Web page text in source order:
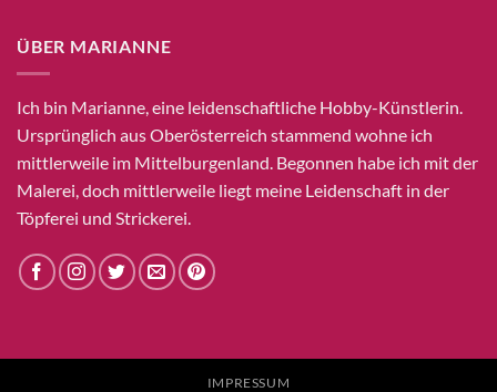
ÜBER MARIANNE
Ich bin Marianne, eine leidenschaftliche Hobby-Künstlerin.
Ursprünglich aus Oberösterreich stammend wohne ich
mittlerweile im Mittelburgenland. Begonnen habe ich mit der
Malerei, doch mittlerweile liegt meine Leidenschaft in der
Töpferei und Strickerei.
IMPRESSUM